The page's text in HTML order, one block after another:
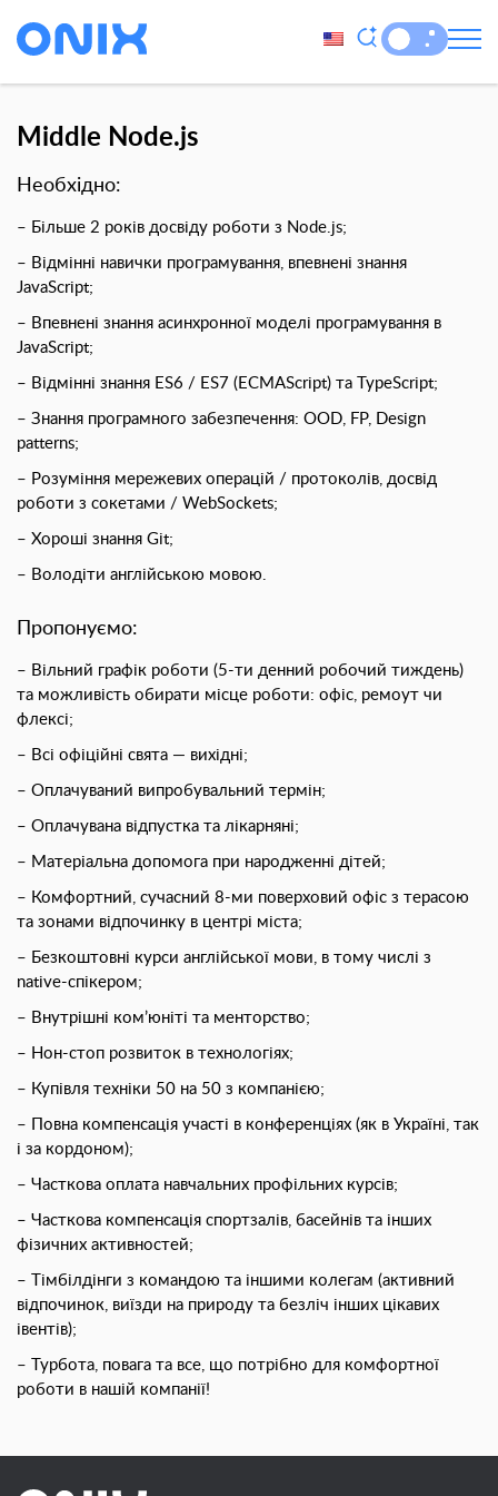
Middle Node.js
Необхідно:
– Більше 2 років досвіду роботи з Node.js;
– Відмінні навички програмування, впевнені знання
JavaScript;
– Впевнені знання асинхронної моделі програмування в
JavaScript;
– Відмінні знання ES6 / ES7 (ECMAScript) та TypeScript;
– Знання програмного забезпечення: OOD, FP, Design
patterns;
– Розуміння мережевих операцій / протоколів, досвід
роботи з сокетами / WebSockets;
– Хороші знання Git;
– Володіти англійською мовою.
Пропонуємо:
– Вільний графік роботи (5-ти денний робочий тиждень)
та можливість обирати місце роботи: офіс, ремоут чи
флексі;
– Всі офіційні свята — вихідні;
– Оплачуваний випробувальний термін;
– Оплачувана відпустка та лікарняні;
– Матеріальна допомога при народженні дітей;
– Комфортний, сучасний 8-ми поверховий офіс з терасою
та зонами відпочинку в центрі міста;
– Безкоштовнi курси англійської мови, в тому числі з
native-спікером;
– Внутрішні ком’юніті та менторство;
– Нон-стоп розвиток в технологіях;
– Купівля техніки 50 на 50 з компанією;
– Повна компенсація участі в конференціях (як в Україні, так
і за кордоном);
– Часткова оплата навчальних профільних курсів;
– Часткова компенсація спортзалів, басейнів та інших
фізичних активностей;
– Тімбілдінги з командою та іншими колегам (активний
відпочинок, виїзди на природу та безліч інших цікавих
івентів);
– Турбота, повага та все, що потрібно для комфортної
роботи в нашій компанії!